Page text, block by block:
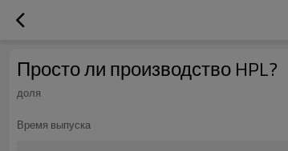
Просто ли производство HPL?
доля
Время выпуска